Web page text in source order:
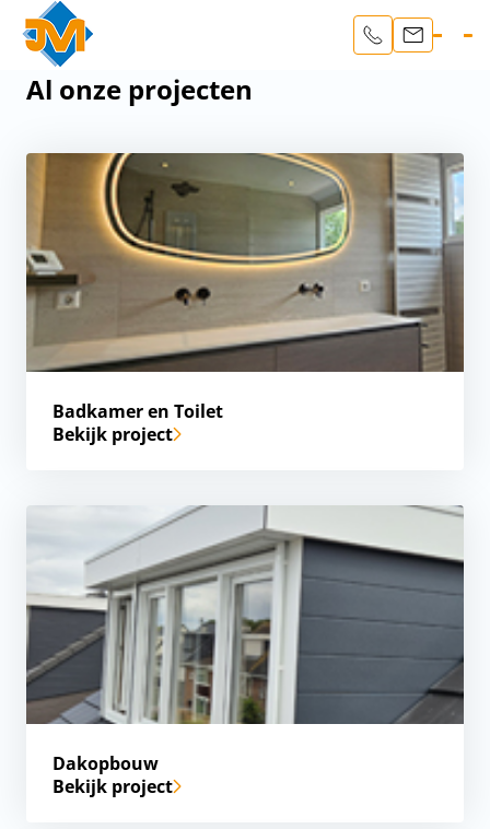
Al onze projecten
Badkamer en Toilet
Bekijk project
Dakopbouw
Bekijk project